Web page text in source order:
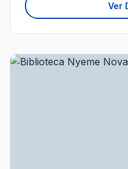
Ver